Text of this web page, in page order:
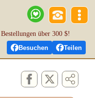
Besuchen Teilen
über 300 $!